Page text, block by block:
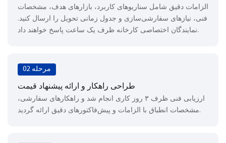
الزامات دقیق شامل سناریوهای کاربرد، بازارهای هدف، مشخصات
فنی، نیازهای سفارشی‌سازی و جدول زمانی تحویل را ارسال کنید.
نمایندگان اختصاصی کارخانه ظرف یک ساعت پاسخ خواهند داد.
مرحله 02
طراحی راهکار و ارائه پیشنهاد قیمت
ارزیابی فنی ظرف ۳ روز کاری انجام شد و راهکارهای سفارشی،
مشخصات انطباق با الزامات و پیش‌فاکتورهای دقیق ارائه گردید.